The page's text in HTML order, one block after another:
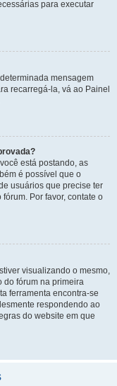
para executar
mensagem
recarregá-la, vá ao Painel
está postando, as
é possível que o
usuários que precise ter
Por favor, contate o
visualizando o mesmo,
do fórum na primeira
ferramenta encontra-se
respondendo ao
do website em que